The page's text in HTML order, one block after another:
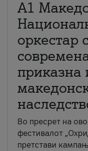
А1
оркестар
приказна
Во пресрет на
фестивалот
претстави